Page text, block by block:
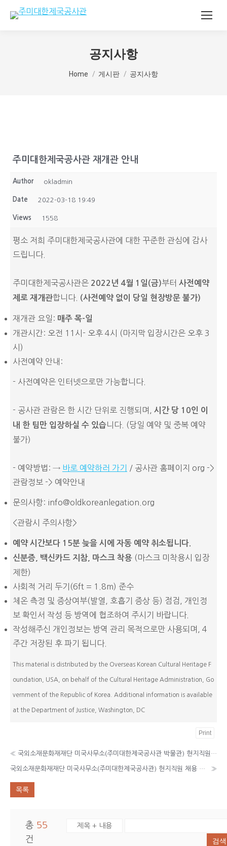
공지사항
You are here:
Home 게시판 공지사항
주미대한제국공사관 재개관 안내
Author okladmin
Date 2022-03-18 19:49
Views 1558
평소 저희 주미대한제국공사관에 대한 꾸준한 관심에 감사
드립니다.
주미대한제국공사관은 2022 년 4월 1 일 (금)부터 사전예약
제 로 재개관합니다. (사전예약 없이 당일 현장방문 불가)
재개관 요일: 매주 목-일
개관시간: 오전 11시- 오후 4시 (마지막 입장시간은 오후 3
시)
사전예약 안내:
- 사전예약은 인터넷으로만 가능합니다.
- 공사관 관람은 한 시간 단위로 진행되며, 시간 당 10인 이
내 한 팀만 입장하실 수 있습니다. (당일 예약 및 중복 예약
불가)
- 예약방법: → 바로 예약하러 가기
/ 공사관 홈페이지 org ->
관람정보 -> 예약안내
문의사항: info@oldkoreanlegation.org
<관람시 주의사항>
예약 시간보다 15분 늦을 시에 자동 예약 취소됩니다.
신분증 , 백신카드 지참, 마스크 착용 (마스크 미착용시 입장
제한)
사회적 거리 두기(6ft = 1.8m) 준수
체온 측정 및 증상여부(발열, 호흡기 증상 등) 점검, 개인정
보 확인서 작성 등 방역에 협조하여 주시기 바랍니다.
작성해주신 개인정보는 방역 관리 목적으로만 사용되며, 4
주간 저장된 후 파기 됩니다.
This material is distributed by the Overseas Korean Cultural Heritage F
oundation, USA, on behalf of the Cultural Heritage Administration, Go
vernment of the Republic of Korea. Additional information is available
at the Department of Justice, Washington, DC
Print
« 국외소재문화재재단 미국사무소(주미대한제국공사관 박물관) 현지직원 채용 최종 합격자 발표
국외소재문화재재단 미국사무소(주미대한제국공사관) 현지직원 채용 공고 »
목록
총 55
건
검색